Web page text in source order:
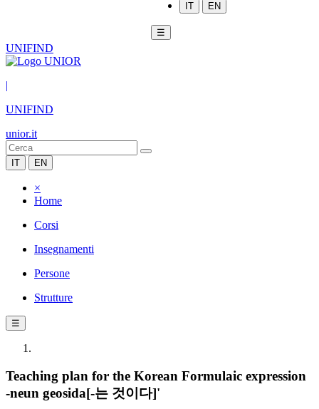
IT EN
☰
UNIFIND
|
UNIFIND
unior.it
IT EN
×
Home
Corsi
Insegnamenti
Persone
Strutture
☰
Teaching plan for the Korean Formulaic expression
-neun geosida[-는 것이다]'